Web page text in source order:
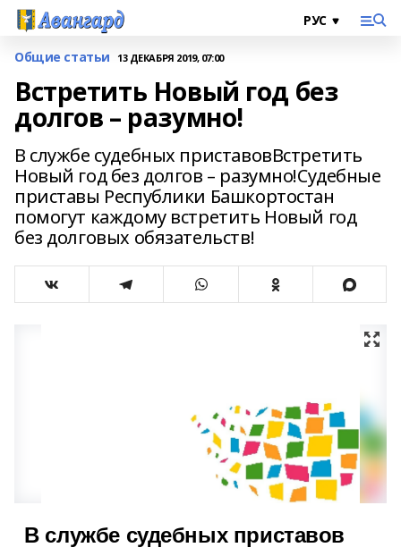
Общие статьи 13 ДЕКАБРЯ 2019, 07:00
Встретить Новый год без
долгов – разумно!
В службе судебных приставовВстретить
Новый год без долгов – разумно!Судебные
приставы Республики Башкортостан
помогут каждому встретить Новый год
без долговых обязательств!
В службе судебных приставов